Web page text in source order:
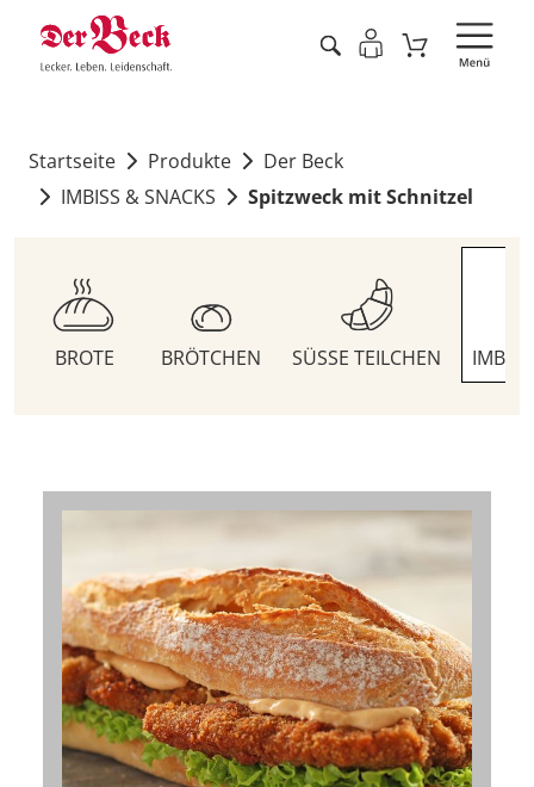
Startseite Produkte
Der Beck
IMBISS & SNACKS
Spitzweck mit Schnitzel
BROTE BRÖTCHEN SÜSSE TEILCHEN